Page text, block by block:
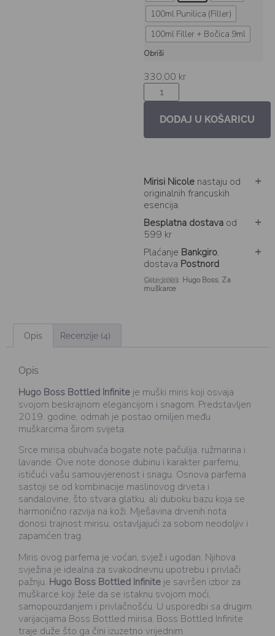
100ml Punilica (Filler)
100ml Filler + Bočica 9ml
Obriši
330,00 kr
DODAJ U KOŠARICU
Mirisi Nicole nastaju od
originalnih francuskih
esencija.
Besplatna dostava od
599 kr
Plaćanje Bankgiro,
dostava Postnord
SKU: 3003
Categories: Hugo Boss, Za
muškarce
Opis Recenzije (4)
Opis
Hugo Boss Bottled Infinite je muški miris koji osvaja
svojom beskrajnom elegancijom i snagom. Predstavljen
2019. godine, odmah je postao omiljen među
muškarcima širom svijeta.
Srce mirisa obuhvaća bogate note pačulija, ružmarina i
lavande. Ove note donose dubinu i karakter parfemu,
ističući vašu samouvjerenost i snagu. Osnova parfema
sastoji se od kombinacije maslinovog drveta i
sandalovine, što stvara glatku, ali duboku bazu koja se
harmonično razvija na koži. Mješavina drvenih nota
donosi trajnost mirisu, ostavljajući za sobom neodoljiv i
zapamćen trag.
Miris ovog parfema je voćan, svjež i ugodan. Njihova
svježina je idealna za svakodnevnu upotrebu i privlači
pažnju. Hugo Boss Bottled Infinite je savršen izbor za
muškarce koji žele da se istaknu svojom moći,
samopouzdanjem i privlačnošću. U usporedbi sa drugim
varijacijama Boss Bottled mirisa, Boss Bottled Infinite
traje duže što ga čini izuzetno vrijednim.